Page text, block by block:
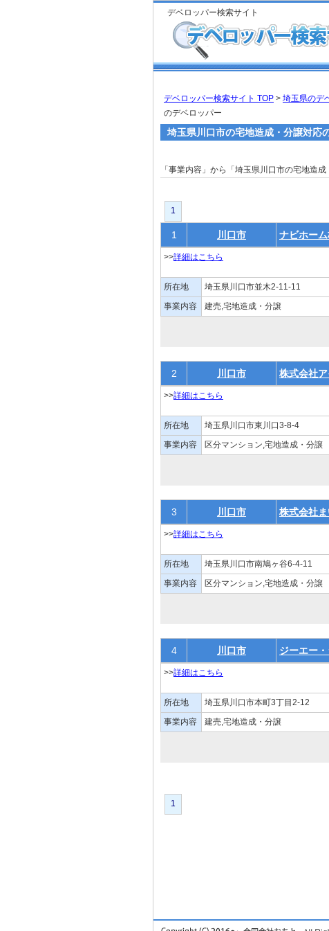
デベロッパー検索サイト
デベロッパー検索サイト TOP > 埼玉県のデ
のデベロッパー
埼玉県川口市の宅地造成・分譲対応
「事業内容」から「埼玉県川口市の宅地造
1
1 川口市 ナビホー
>>詳細はこちら
所在地
埼玉県川口市並木2-11-11
事業内容
建売,宅地造成・分譲
2 川口市 株式会社
>>詳細はこちら
所在地
埼玉県川口市東川口3-8-4
事業内容
区分マンション,宅地造成・分譲
3 川口市 株式会社
>>詳細はこちら
所在地
埼玉県川口市南鳩ヶ谷6-4-11
事業内容
区分マンション,宅地造成・分譲
4 川口市 ジーエー
>>詳細はこちら
所在地
埼玉県川口市本町3丁目2-12
事業内容
建売,宅地造成・分譲
1